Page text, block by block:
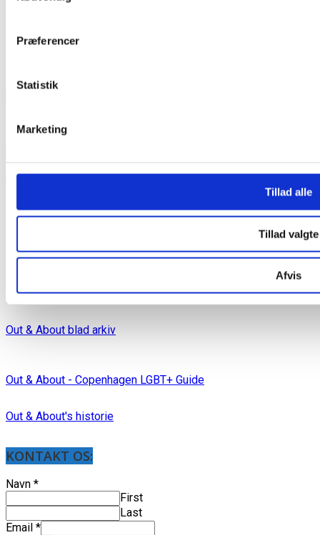
Præferencer
Statistik
Marketing
Tillad alle
Tillad valgte
Afvis
TEAM OUT & ABOUT:
SE VORT FASTE TEAM HER
INDLÆG
Samlede Medieinfo
Out & About blad arkiv
Out & About - Copenhagen LGBT+ Guide
Out & About's historie
KONTAKT OS:
Navn *
First
Last
Email *